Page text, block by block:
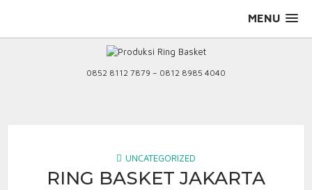
MENU
0852 8112 7879 – 0812 8985 4040
UNCATEGORIZED
RING BASKET JAKARTA